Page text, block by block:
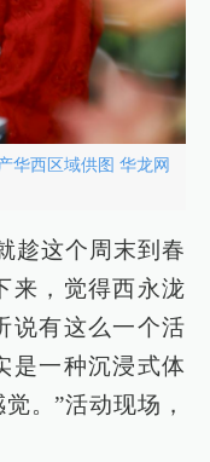
华西区域供图 华龙网
趁这个周末到春
来，觉得西永泷
说有这么一个活
是一种沉浸式体
。”活动现场，